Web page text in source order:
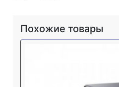
Похожие товары